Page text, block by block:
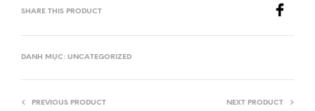
SHARE THIS PRODUCT
DANH MỤC: UNCATEGORIZED
PREVIOUS PRODUCT NEXT PRODUCT